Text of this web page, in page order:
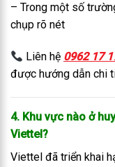
– Trong một số
chụp rõ nét
Liên hệ 0962 17
được hướng dẫn chi
4. Khu vực nào ở
Viettel?
Viettel đã triển khai